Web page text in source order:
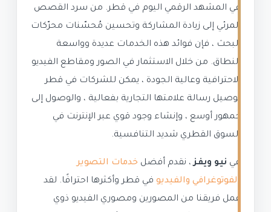
في المشهد الرقمي اليوم في قطر. من سرد القصص
المرئي إلى زيادة المشاركة وتحسين مُحسّنات محرّكات
البحث ، فإن فوائد هذه الخدمات عديدة وواسعة
النطاق. من خلال الاستثمار في الصور ومقاطع الفيديو
الاحترافية وعالية الجودة ، يمكن للشركات في قطر
توصيل رسالة علامتها التجارية بفعالية ، والوصول إلى
جمهور أوسع ، وإنشاء وجود قوي عبر الإنترنت في
السوق القطري شديد التنافسية.
في نيو ويفز، نقدم أفضل خدمات التصوير
الفوتوغرافي والفيديو في قطر وأكثرها احترافًا. لقد
عمل فريقنا من المصورين ومصوري الفيديو ذوي